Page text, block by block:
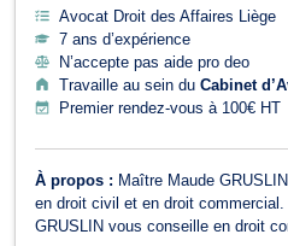
Avocat Droit des Affaires Liège
7 ans d’expérience
N’accepte pas aide pro deo
Travaille au sein du Cabinet
Premier rendez-vous à 100€ HT
À propos : Maître Maude
en droit civil et en droit commercial.
GRUSLIN vous conseille en droit